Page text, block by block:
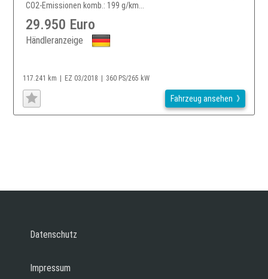
CO2-Emissionen komb.: 199 g/km...
29.950 Euro
Händleranzeige
117.241 km EZ 03/2018 360 PS/265 kW
Fahrzeug ansehen
Datenschutz
Impressum